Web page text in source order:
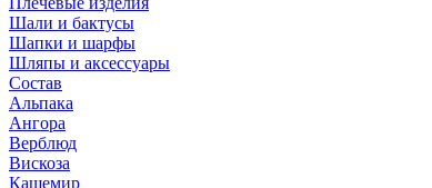
Шали и бактусы
Шапки и шарфы
Шляпы и аксессуары
Состав
Альпака
Ангора
Верблюд
Вискоза
Кашемир